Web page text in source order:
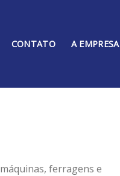
CONTATO A EMPRESA
máquinas, ferragens e